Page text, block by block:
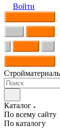
Войти
Каталог
По всему сайту
По каталогу